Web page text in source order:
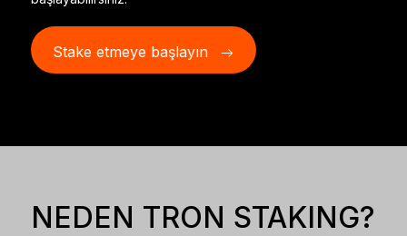
Stake etmeye başlayın
NEDEN TRON STAKING?